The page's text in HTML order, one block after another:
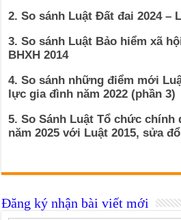
2. So sánh Luật Đất đai 2024 –
3. So sánh Luật Bảo hiểm xã
BHXH 2014
4. So sánh những điểm mới
lực gia đình năm 2022 (phần 3)
5. So Sánh Luật Tổ chức
năm 2025 với Luật 2015, sửa
Đăng ký nhận bài viết mới